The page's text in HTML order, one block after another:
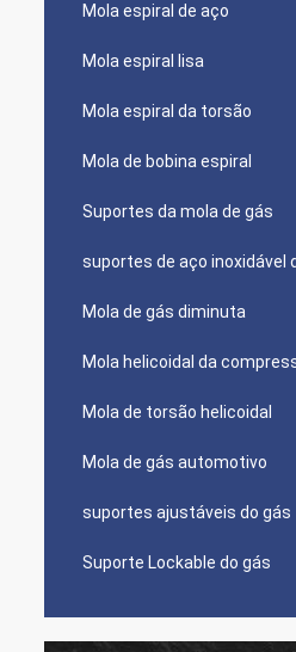
Mola espiral de aço
Mola espiral lisa
Mola espiral da torsão
Mola de bobina espiral
Suportes da mola de gás
suportes de aço inoxidável
Mola de gás diminuta
Mola helicoidal da
Mola de torsão helicoidal
Mola de gás automotivo
suportes ajustáveis do gás
Suporte Lockable do gás